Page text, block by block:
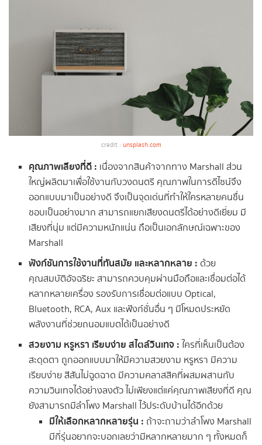
credit : unsplash.com
คุณภาพเสียงที่ดี : เนื่องจากสินค้าจากทาง Marshall ส่วน
ใหญ่ผลิตมาเพื่อใช้งานกับวงดนตรี คุณภาพในการดีไซน์จึง
ออกแบบมาเป็นอย่างดี จึงเป็นจุดเด่นที่ทำให้ใครหลายคนชื่น
ชอบเป็นอย่างมาก สามารถแยกเสียงดนตรีได้อย่างดีเยี่ยม มี
เสียงที่นุ่ม แต่มีความหนักแน่น ถือเป็นเอกลักษณ์เฉพาะของ
Marshall
ฟังก์ชันการใช้งานที่ทันสมัย และหลากหลาย :ด้วย
คุณสมบัติอัจฉริยะ สามารถควบคุมผ่านมือถือและเชื่อมต่อได้
หลากหลายเครื่อง รองรับการเชื่อมต่อแบบ Optical,
Bluetooth, RCA, Aux และฟังก์ชั่นอื่น ๆ มีโหมดประหยัด
พลังงานที่ช่วยถนอมแบตได้เป็นอย่างดี
สวยงาม หรูหรา เรียบง่าย สไตล์วินเทจ :ใครที่เห็นเป็นต้อง
สะดุดตา ถูกออกแบบมาให้มีความสวยงาม หรูหรา มีความ
เรียบง่าย สีสันไม่ฉูดฉาด มีความคลาสสิคที่ผสมผสานกับ
ความวินเทจได้อย่างลงตัว ไม่เพียงแต่แค่คุณภาพเสียงที่ดี คุณ
ยังสามารถมีลำโพง Marshall ไว้ประดับบ้านได้อีกด้วย
มีให้เลือกหลากหลายรุ่น : ถ้าจะถามว่าลำโพง Marshall
มีกี่รุ่นอยากจะบอกเลยว่ามีหลากหลายมาก ๆ ทั้งหมดก็